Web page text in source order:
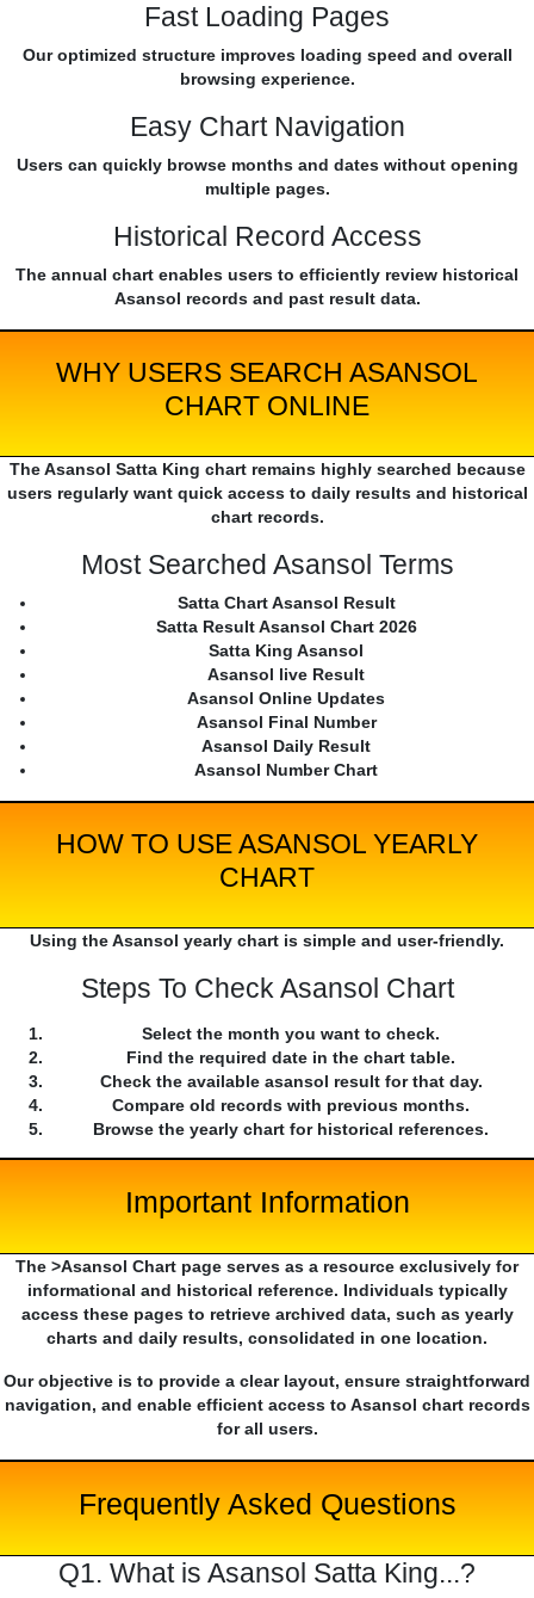
Fast Loading Pages
Our optimized structure improves loading speed and overall
browsing experience.
Easy Chart Navigation
Users can quickly browse months and dates without opening
multiple pages.
Historical Record Access
The annual chart enables users to efficiently review historical
Asansol records and past result data.
WHY USERS SEARCH ASANSOL
CHART ONLINE
The Asansol Satta King chart remains highly searched because
users regularly want quick access to daily results and historical
chart records.
Most Searched Asansol Terms
Satta Chart Asansol Result
Satta Result Asansol Chart 2026
Satta King Asansol
Asansol live Result
Asansol Online Updates
Asansol Final Number
Asansol Daily Result
Asansol Number Chart
HOW TO USE ASANSOL YEARLY
CHART
Using the Asansol yearly chart is simple and user-friendly.
Steps To Check Asansol Chart
Select the month you want to check.
Find the required date in the chart table.
Check the available asansol result for that day.
Compare old records with previous months.
Browse the yearly chart for historical references.
Important Information
The >Asansol Chart page serves as a resource exclusively for
informational and historical reference. Individuals typically
access these pages to retrieve archived data, such as yearly
charts and daily results, consolidated in one location.
Our objective is to provide a clear layout, ensure straightforward
navigation, and enable efficient access to Asansol chart records
for all users.
Frequently Asked Questions
Q1. What is Asansol Satta King...?